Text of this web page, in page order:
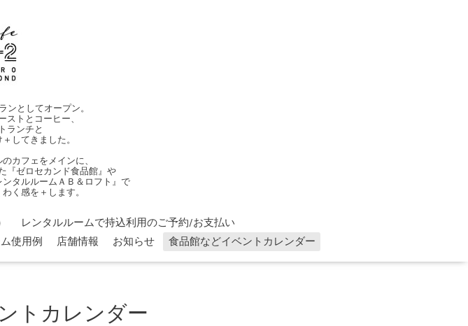
ンとしてオープン。
ストとコーヒー、
ランチと
してきました。
のカフェをメインに、
『ゼロセカンド食品館』や
タルルームＡＢ＆ロフト』で
く感を＋します。
レンタルルームで持込利用のご予約/お支払い
使用例 店舗情報 お知らせ 食品館などイベントカレンダー
トカレンダー